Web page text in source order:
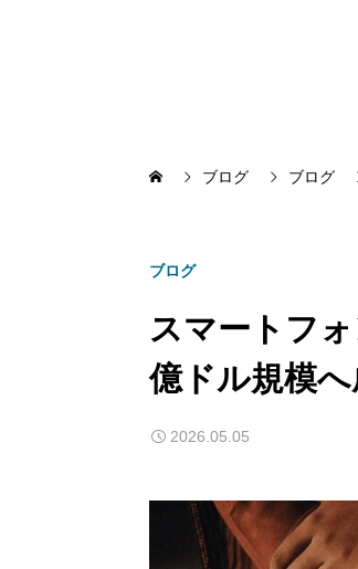
ブログ ブログ
ブログ
スマートフ
億ドル規模へ
2026.05.05